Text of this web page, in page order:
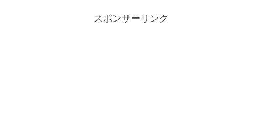
スポンサーリンク